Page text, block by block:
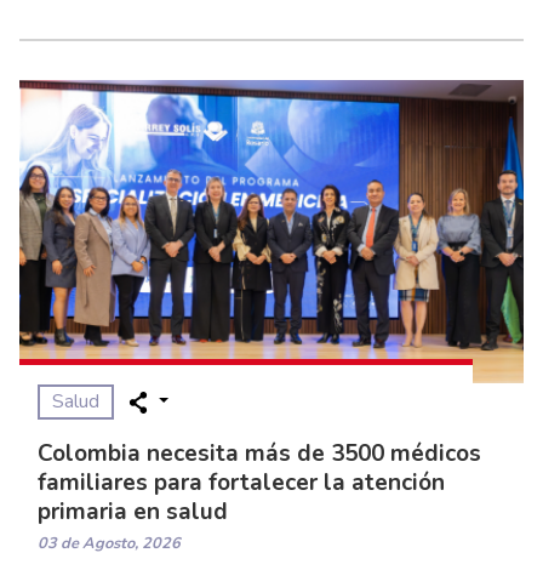
Salud
Colombia necesita más de 3500 médicos
familiares para fortalecer la atención
primaria en salud
03 de Agosto, 2026